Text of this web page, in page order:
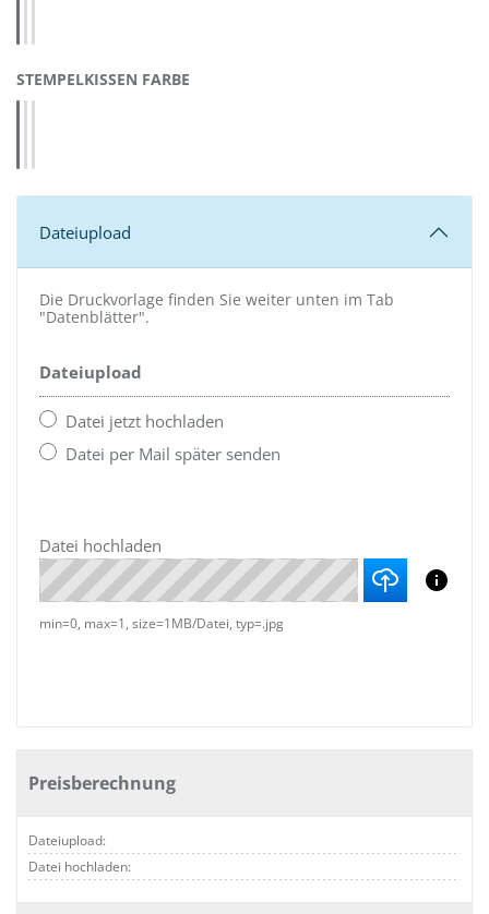
STEMPELKISSEN FARBE
Dateiupload
Die Druckvorlage finden Sie weiter unten im Tab
"Datenblätter".
Dateiupload
Datei jetzt hochladen
Datei per Mail später senden
Datei hochladen
min=0, max=1, size=1MB/Datei, typ=.jpg
Preisberechnung
Dateiupload:
Datei hochladen: